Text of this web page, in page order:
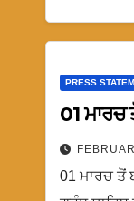
PRESS
01 ਮਾਰਚ
01 ਮਾਰਚ ਤੋਂ